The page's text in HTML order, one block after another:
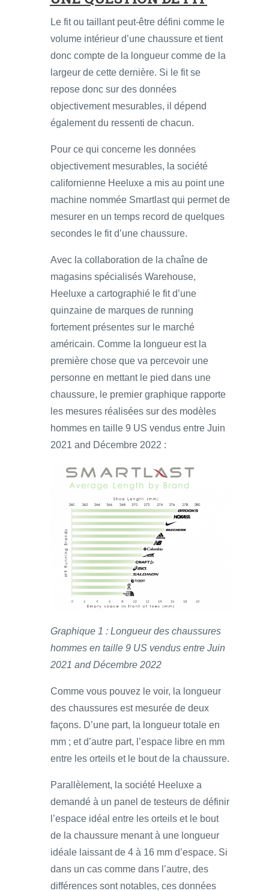
Le fit ou taillant peut-être défini comme le
volume intérieur d’une chaussure et tient
donc compte de la longueur comme de la
largeur de cette dernière. Si le fit se
repose donc sur des données
objectivement mesurables, il dépend
également du ressenti de chacun.
Pour ce qui concerne les données
objectivement mesurables, la société
californienne Heeluxe a mis au point une
machine nommée Smartlast qui permet de
mesurer en un temps record de quelques
secondes le fit d’une chaussure.
Avec la collaboration de la chaîne de
magasins spécialisés Warehouse,
Heeluxe a cartographié le fit d’une
quinzaine de marques de running
fortement présentes sur le marché
américain. Comme la longueur est la
première chose que va percevoir une
personne en mettant le pied dans une
chaussure, le premier graphique rapporte
les mesures réalisées sur des modèles
hommes en taille 9 US vendus entre Juin
2021 and Décembre 2022 :
Graphique 1 : Longueur des chaussures
hommes en taille 9 US vendus entre Juin
2021 and Décembre 2022
Comme vous pouvez le voir, la longueur
des chaussures est mesurée de deux
façons. D’une part, la longueur totale en
mm ; et d’autre part, l’espace libre en mm
entre les orteils et le bout de la chaussure.
Parallèlement, la société Heeluxe a
demandé à un panel de testeurs de définir
l’espace idéal entre les orteils et le bout
de la chaussure menant à une longueur
idéale laissant de 4 à 16 mm d’espace. Si
dans un cas comme dans l’autre, des
différences sont notables, ces données